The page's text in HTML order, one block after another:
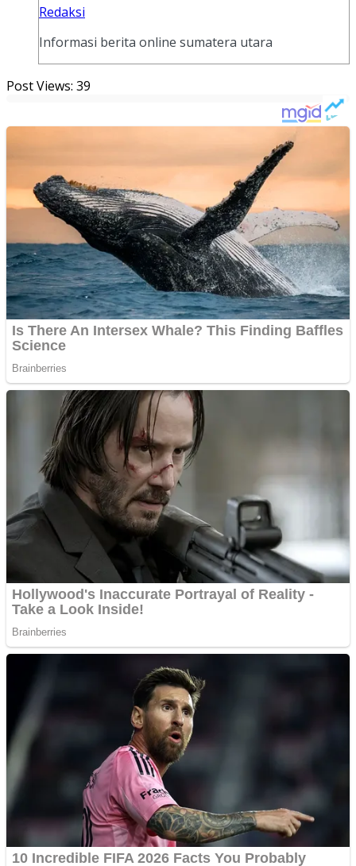
Redaksi
Informasi berita online sumatera utara
Post Views: 39